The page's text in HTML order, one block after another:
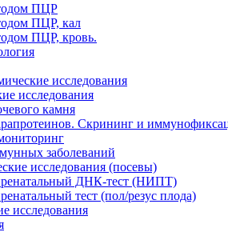
ПЦР
ПЦР, кал
ПЦР, кровь.
исследования
исследования
камня
Скрининг и
заболеваний
исследования (посевы)
ДНК-тест (НИПТ)
тест (пол/резус плода)
исследования